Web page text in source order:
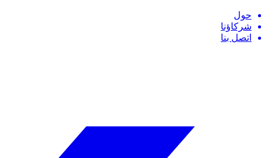
حول
شركاؤنا
اتصل بنا